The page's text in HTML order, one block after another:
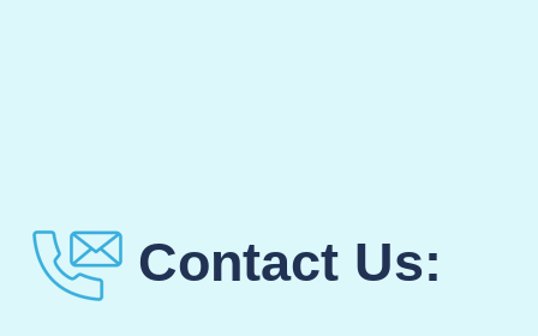
Contact Us: